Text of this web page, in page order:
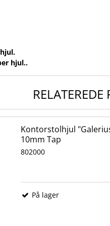
hjul..
Kontorstolhjul
10mm Tap
802000
På lager